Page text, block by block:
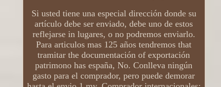
Si usted tiene una especial dirección donde su
artículo debe ser enviado, debe uno de estos
reflejarse in lugares, o no podremos enviarlo.
Para articulos mas 125 años tendremos that
tramitar the documentación of exportación
patrimono has españa, No. Conlleva ningún
gasto para el comprador, pero puede demorar